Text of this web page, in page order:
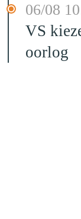
06/08
VS
oorlog